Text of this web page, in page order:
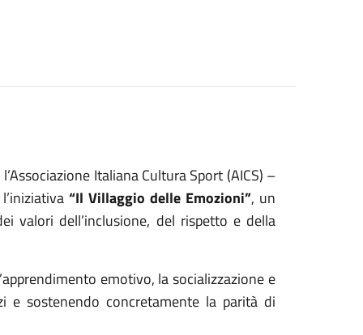
Italiana Cultura Sport (AICS) –
“Il Villaggio delle Emozioni”, un
valori dell’inclusione, del rispetto e della
emotivo, la socializzazione e
e sostenendo concretamente la parità di